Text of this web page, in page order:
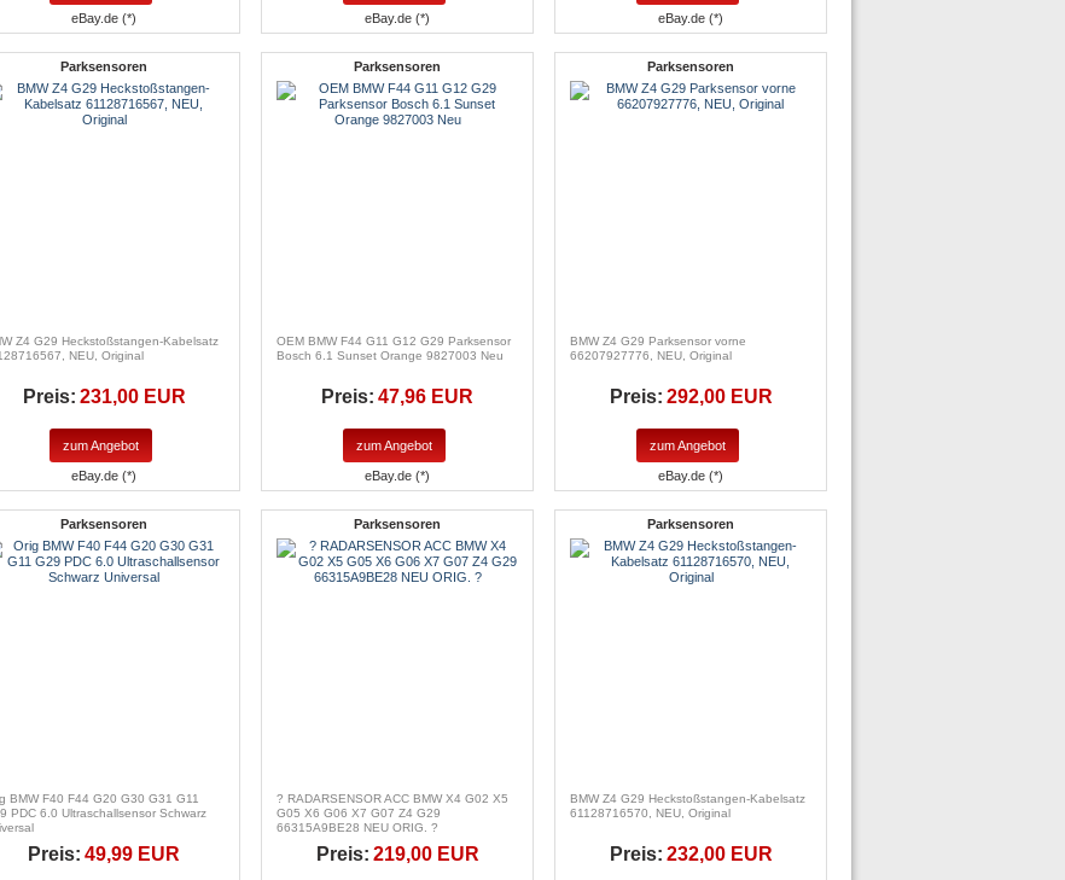
eBay.de (*) eBay.de (*) eBay.de (*)
Parksensoren
Z4 G29 Heckstoßstangen-Kabelsatz
NEU, Original
Preis: 231,00 EUR
zum Angebot
eBay.de (*)
Parksensoren
OEM BMW F44 G11 G12 G29 Parksensor
Bosch 6.1 Sunset Orange 9827003 Neu
Preis: 47,96 EUR
zum Angebot
eBay.de (*)
Parksensoren
BMW Z4 G29 Parksensor vorne
66207927776, NEU, Original
Preis: 292,00 EUR
zum Angebot
eBay.de (*)
Parksensoren
BMW F40 F44 G20 G30 G31 G11
PDC 6.0 Ultraschallsensor Schwarz
Preis: 49,99 EUR
Parksensoren
? RADARSENSOR ACC BMW X4 G02 X5
G05 X6 G06 X7 G07 Z4 G29
66315A9BE28 NEU ORIG. ?
Preis: 219,00 EUR
Parksensoren
BMW Z4 G29 Heckstoßstangen-Kabelsatz
61128716570, NEU, Original
Preis: 232,00 EUR